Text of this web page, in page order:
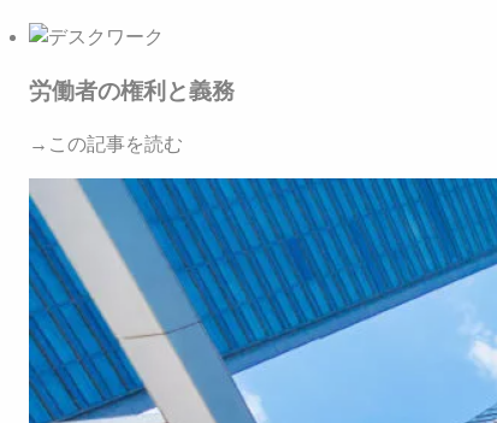
労働者の権利と義務
→この記事を読む